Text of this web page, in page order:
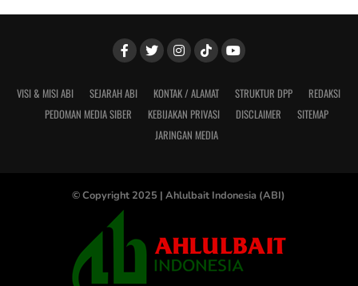
VISI & MISI ABI SEJARAH ABI KONTAK / ALAMAT STRUKTUR DPP
REDAKSI
PEDOMAN MEDIA SIBER
KEBIJAKAN PRIVASI DISCLAIMER
SITEMAP
JARINGAN MEDIA
© Copyright 2025 | Ahlulbait Indonesia (ABI)